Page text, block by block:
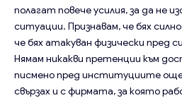
полагат повече усилия, за да не
ситуации. Признавам, че бях
че бях атакуван физически пред
Нямам никакви претенции към
писмено пред институциите
свързах и с фирмата, за която